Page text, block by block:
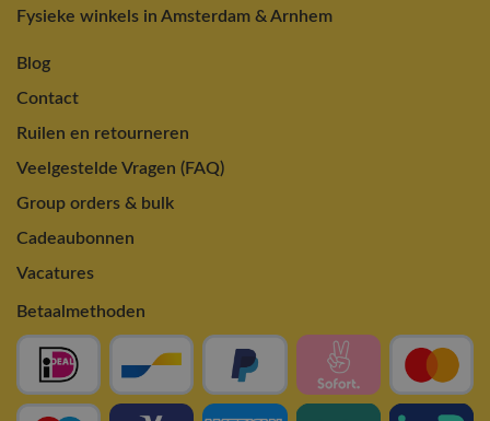
Fysieke winkels in Amsterdam & Arnhem
Blog
Contact
Ruilen en retourneren
Veelgestelde Vragen (FAQ)
Group orders & bulk
Cadeaubonnen
Vacatures
Betaalmethoden